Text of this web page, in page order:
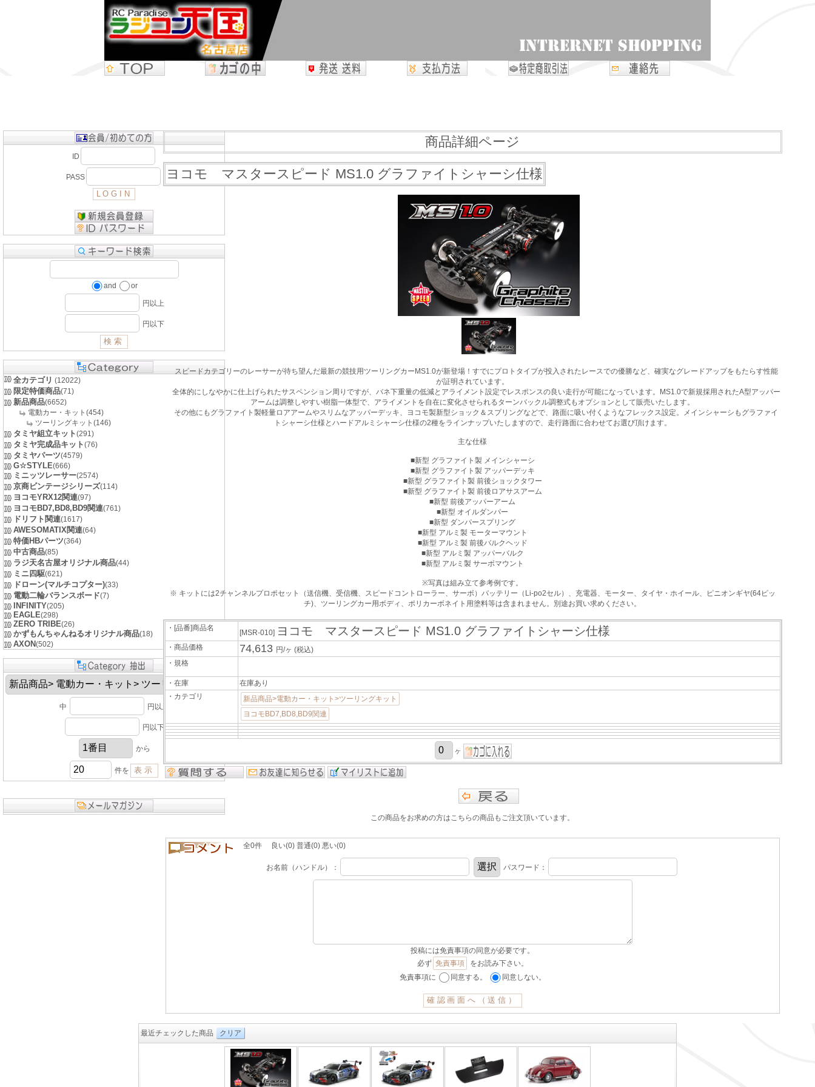
ID
PASS
and or
円以上
円以下
全カテゴリ (12022)
限定特価商品(71)
新品商品(6652)
電動カー・キット(454)
ツーリングキット(146)
タミヤ組立キット(291)
タミヤ完成品キット(76)
タミヤパーツ(4579)
G☆STYLE(666)
ミニッツレーサー(2574)
京商ビンテージシリーズ(114)
ヨコモYRX12関連(97)
ヨコモBD7,BD8,BD9関連(761)
ドリフト関連(1617)
AWESOMATIX関連(64)
特価HBパーツ(364)
中古商品(85)
ラジ天名古屋オリジナル商品(44)
ミニ四駆(621)
ドローン(マルチコプター)(33)
電動二輪バランスボード(7)
INFINITY(205)
EAGLE(298)
ZERO TRIBE(26)
かずもんちゃんねるオリジナル商品(18)
AXON(502)
中 円以上
円以下
から
件を
商品詳細ページ
ヨコモ マスタースピード MS1.0 グラファイトシャーシ仕様
スピードカテゴリーのレーサーが待ち望んだ最新の競技用ツーリングカーMS1.0が新登場！すでにプロトタイプが投入されたレースでの優勝など、確実なグレードアップをもたらす性能
が証明されています。
全体的にしなやかに仕上げられたサスペンション周りですが、バネ下重量の低減とアライメント設定でレスポンスの良い走行が可能になっています。MS1.0で新規採用されたA型アッパー
アームは調整しやすい樹脂一体型で、アライメントを自在に変化させられるターンバックル調整式もオプションとして販売いたします。
その他にもグラファイト製軽量ロアアームやスリムなアッパーデッキ、ヨコモ製新型ショック＆スプリングなどで、路面に吸い付くようなフレックス設定。メインシャーシもグラファイ
トシャーシ仕様とハードアルミシャーシ仕様の2種をラインナップいたしますので、走行路面に合わせてお選び頂けます。
主な仕様
■新型 グラファイト製 メインシャーシ
■新型 グラファイト製 アッパーデッキ
■新型 グラファイト製 前後ショックタワー
■新型 グラファイト製 前後ロアサスアーム
■新型 前後アッパーアーム
■新型 オイルダンパー
■新型 ダンパースプリング
■新型 アルミ製 モーターマウント
■新型 アルミ製 前後バルクヘッド
■新型 アルミ製 アッパーバルク
■新型 アルミ製 サーボマウント
※写真は組み立て参考例です。
※ キットには2チャンネルプロポセット（送信機、受信機、スピードコントローラー、サーボ）バッテリー（Li-po2セル）、充電器、モーター、タイヤ・ホイール、ピニオンギヤ(64ピッ
チ)、ツーリングカー用ボディ、ポリカーボネイト用塗料等は含まれません。別途お買い求めください。
・[品番]商品名
[MSR-010] ヨコモ マスタースピード MS1.0 グラファイトシャーシ仕様
・商品価格 74,613 円/ヶ (税込)
・規格
・在庫
在庫あり
・カテゴリ
新品商品>電動カー・キット>ツーリングキット
ヨコモBD7,BD8,BD9関連
ヶ
この商品をお求めの方はこちらの商品もご注文頂いています。
全0件 良い(0) 普通(0) 悪い(0)
お名前（ハンドル）： パスワード：
投稿には免責事項の同意が必要です。
必ず 免責事項
をお読み下さい。
免責事項に
同意する。 同意しない。
最近チェックした商品 クリア